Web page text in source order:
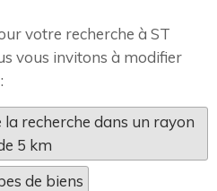
votre recherche à ST
vous invitons à modifier
la recherche dans un rayon
5 km
de biens